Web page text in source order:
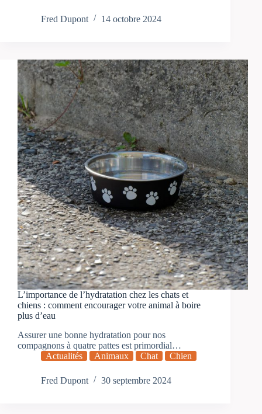
Fred Dupont 14 octobre 2024
L’importance de l’hydratation chez les chats et
chiens : comment encourager votre animal à boire
plus d’eau
Assurer une bonne hydratation pour nos
compagnons à quatre pattes est primordial…
Actualités
Animaux Chat Chien
Fred Dupont 30 septembre 2024